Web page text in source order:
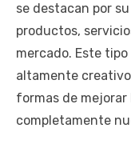
se destacan por
productos,
mercado. Este
altamente
formas de
completamente